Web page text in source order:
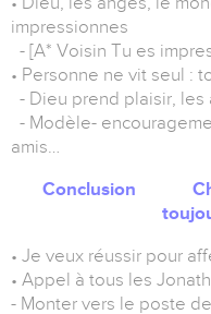
impressionnes
- [A* Voisin Tu es
• Personne ne vit seul :
- Dieu prend plaisir,
- Modèle-
amis…
Conclusion
• Je veux réussir pour
• Appel à tous les
- Monter vers le poste